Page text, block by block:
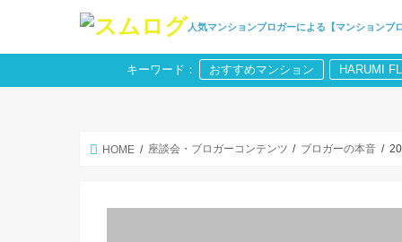
人気マンションブロガーによる【マンションブロ
キーワード： おすすめマンション HARUMI
HOME 座談会・ブロガーコンテンツ ブロガーの本音